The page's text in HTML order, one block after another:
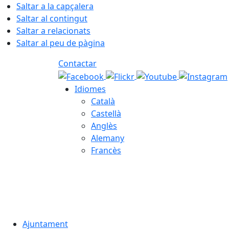
Saltar a la capçalera
Saltar al contingut
Saltar a relacionats
Saltar al peu de pàgina
Contactar
Idiomes
Català
Castellà
Anglès
Alemany
Francès
Ajuntament